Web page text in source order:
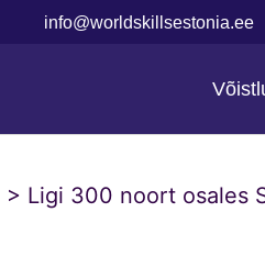
info@worldskillsestonia.ee
> Ligi 300 noort osales